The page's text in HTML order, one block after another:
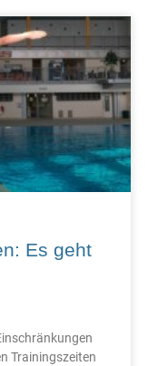
Es geht
Trainingszeiten